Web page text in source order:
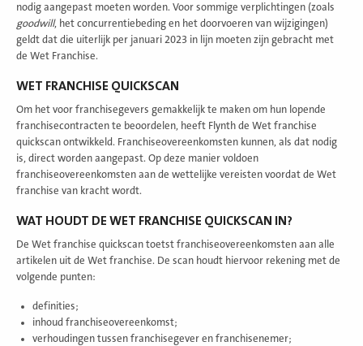
nodig aangepast moeten worden. Voor sommige verplichtingen (zoals
goodwill, het concurrentiebeding en het doorvoeren van wijzigingen)
geldt dat die uiterlijk per januari 2023 in lijn moeten zijn gebracht met
de Wet Franchise.
WET FRANCHISE QUICKSCAN
Om het voor franchisegevers gemakkelijk te maken om hun lopende
franchisecontracten te beoordelen, heeft Flynth de Wet franchise
quickscan ontwikkeld. Franchiseovereenkomsten kunnen, als dat nodig
is, direct worden aangepast. Op deze manier voldoen
franchiseovereenkomsten aan de wettelijke vereisten voordat de Wet
franchise van kracht wordt.
WAT HOUDT DE WET FRANCHISE QUICKSCAN IN?
De Wet franchise quickscan toetst franchiseovereenkomsten aan alle
artikelen uit de Wet franchise. De scan houdt hiervoor rekening met de
volgende punten:
definities;
inhoud franchiseovereenkomst;
verhoudingen tussen franchisegever en franchisenemer;